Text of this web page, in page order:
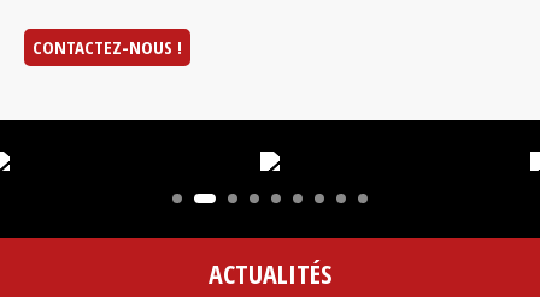
CONTACTEZ-NOUS !
ACTUALITÉS